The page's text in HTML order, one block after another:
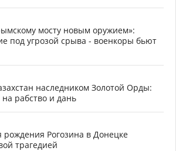
мосту новым оружием»:
под угрозой срыва - военкоры бьют
наследником Золотой Орды:
рабство и дань
рождения Рогозина в Донецке
трагедией